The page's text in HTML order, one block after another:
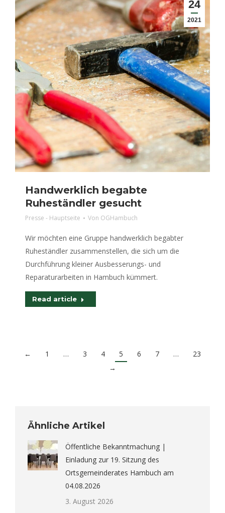
24
2021
Handwerklich begabte
Ruheständler gesucht
Presse - Hauptseite Von OGHambuch
Wir möchten eine Gruppe handwerklich begabter
Ruheständler zusammenstellen, die sich um die
Durchführung kleiner Ausbesserungs- und
Reparaturarbeiten in Hambuch kümmert.
Read article
← 1 … 3 4 5 6 7 …
23
→
Ähnliche Artikel
Öffentliche Bekanntmachung |
Einladung zur 19. Sitzung des
Ortsgemeinderates Hambuch am
04.08.2026
3. August 2026